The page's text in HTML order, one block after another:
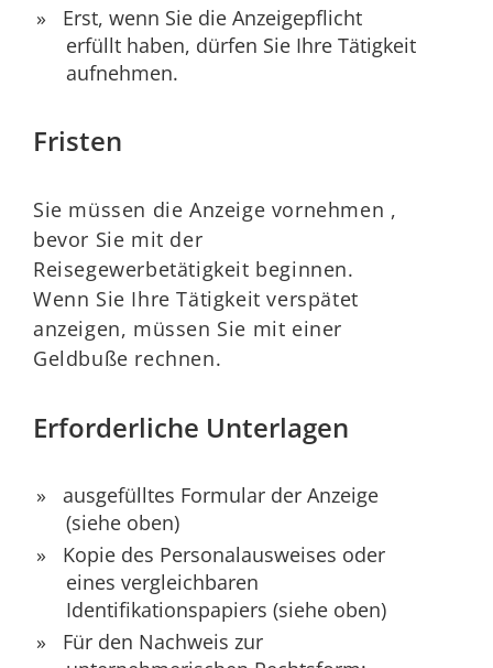
Erst, wenn Sie die Anzeigepflicht
erfüllt haben, dürfen Sie Ihre Tätigkeit
aufnehmen.
Fristen
Sie müssen die Anzeige vornehmen ,
bevor Sie mit der
Reisegewerbetätigkeit beginnen.
Wenn Sie Ihre Tätigkeit verspätet
anzeigen, müssen Sie mit einer
Geldbuße rechnen.
Erforderliche Unterlagen
ausgefülltes Formular der Anzeige
(siehe oben)
Kopie des Personalausweises oder
eines vergleichbaren
Identifikationspapiers (siehe oben)
Für den Nachweis zur